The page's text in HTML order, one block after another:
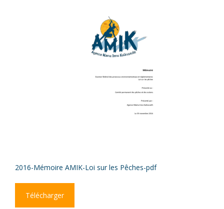
2016-Mémoire AMIK-Loi sur les Pêches-pdf
Télécharger